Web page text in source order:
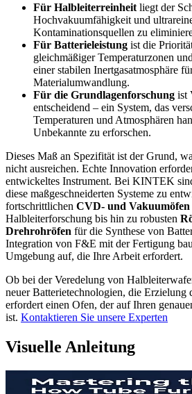
Für Halbleiterreinheit liegt der
Hochvakuumfähigkeit und
Kontaminationsquellen zu
Für Batterieleistung ist die
gleichmäßiger Temperaturzonen
einer stabilen Inertgasatmosphäre
Materialumwandlung.
Für die Grundlagenforschung ist
entscheidend – ein System, das
Temperaturen und Atmosphären
Unbekannte zu erforschen.
Dieses Maß an Spezifität ist der Grund,
nicht ausreichen. Echte Innovation
entwickeltes Instrument. Bei KINTEK
diese maßgeschneiderten Systeme zu
fortschrittlichen CVD- und Vakuumöfen
Halbleiterforschung bis hin zu robusten
Drehrohröfen für die Synthese von
Integration von F&E mit der Fertigung
Umgebung auf, die Ihre Arbeit erfordert.
Ob bei der Veredelung von
neuer Batterietechnologien, die Erzielung
erfordert einen Ofen, der auf Ihren
ist. Kontaktieren Sie unsere Experten
Visuelle Anleitung